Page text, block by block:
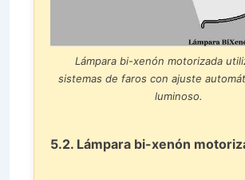
Lámpara bi-xenón motorizada
sistemas de faros con ajuste
luminoso.
5.2. Lámpara bi-xenón